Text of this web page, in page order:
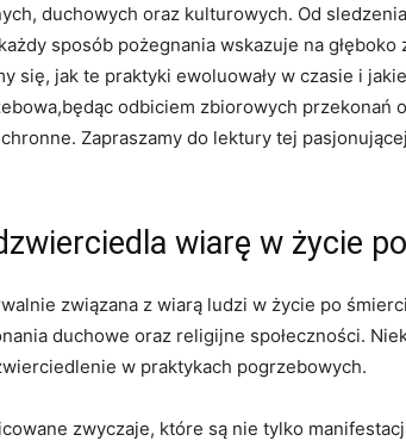
duchowych oraz kulturowych. Od
sposób pożegnania wskazuje na
się, jak te praktyki ewoluowały w czasie i
odbiciem zbiorowych przekonań
Zapraszamy do lektury tej
wiarę w życie
związana z wiarą ludzi w życie po
duchowe oraz religijne społeczności.
w praktykach pogrzebowych.
zwyczaje, które są nie tylko